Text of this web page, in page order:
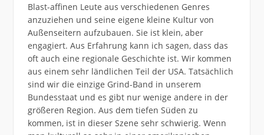
Blast-affinen Leute aus verschiedenen Genres
anzuziehen und seine eigene kleine Kultur von
Außenseitern aufzubauen. Sie ist klein, aber
engagiert. Aus Erfahrung kann ich sagen, dass das
oft auch eine regionale Geschichte ist. Wir kommen
aus einem sehr ländlichen Teil der USA. Tatsächlich
sind wir die einzige Grind-Band in unserem
Bundesstaat und es gibt nur wenige andere in der
größeren Region. Aus dem tiefen Süden zu
kommen, ist in dieser Szene sehr schwierig. Wenn